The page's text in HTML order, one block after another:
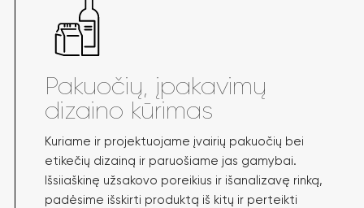
Pakuočių, įpakavimų
dizaino kūrimas
Kuriame ir projektuojame įvairių pakuočių bei
etikečių dizainą ir paruošiame jas gamybai.
Išsiiaškinę užsakovo poreikius ir išanalizavę rinką,
padėsime išskirti produktą iš kitų ir perteikti